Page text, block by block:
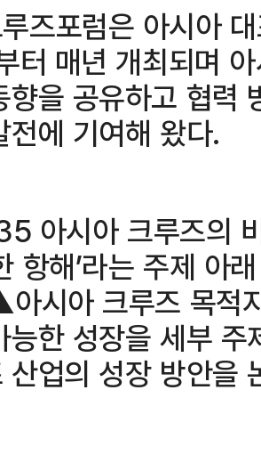
즈포럼은 아시아
터 매년 개최되며
향을 공유하고 협력
전에 기여해 왔다.
아시아 크루즈의
항해’라는 주제 아
시아 크루즈 목적
능한 성장을 세부
산업의 성장 방안을